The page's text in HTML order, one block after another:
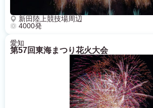
新田陸上競技場周辺
4000発
愛知
第57回東海まつり花火大会